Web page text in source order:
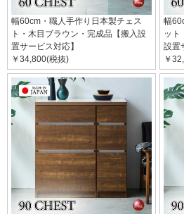
幅60cm・職人手作り日本製チェス
ト・木目ブラウン・完成品【搬入設
置サービス対応】
￥34,800(税抜)
幅
ット
設置
￥